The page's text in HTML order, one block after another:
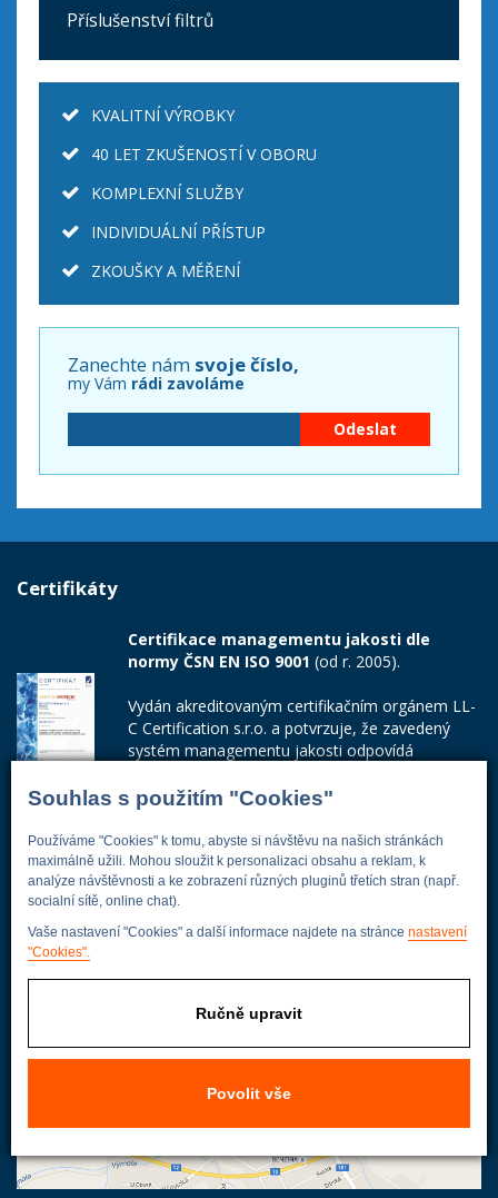
Souhlas s použitím "Cookies"
Používáme "Cookies" k tomu, abyste si návštěvu na našich stránkách
maximálně užili. Mohou sloužit k personalizaci obsahu a reklam, k
analýze návštěvnosti a ke zobrazení různých pluginů třetích stran (např.
socialní sítě, online chat).
Vaše nastavení "Cookies" a další informace najdete na stránce nastavení
"Cookies".
Ručně upravit
Povolit vše
Příslušenství filtrů
KVALITNÍ VÝROBKY
40 LET ZKUŠENOSTÍ V OBORU
KOMPLEXNÍ SLUŽBY
INDIVIDUÁLNÍ PŘÍSTUP
ZKOUŠKY A MĚŘENÍ
Zanechte nám svoje číslo,
my Vám rádi zavoláme
Certifikáty
Certifikace managementu jakosti dle
normy ČSN EN ISO 9001 (od r. 2005).
Vydán akreditovaným certifikačním orgánem LL-
C Certification s.r.o. a potvrzuje, že zavedený
systém managementu jakosti odpovídá
Číslo certifikátu: 42014103
Adresa firmy
Wolkerova 433